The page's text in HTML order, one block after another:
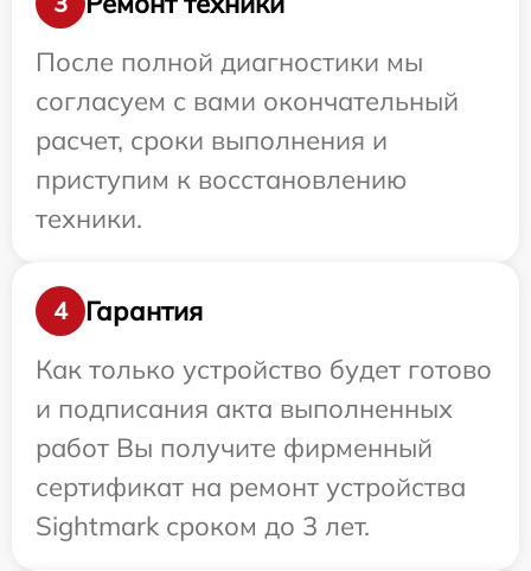
После полной диагностики мы
согласуем с вами окончательный
расчет, сроки выполнения и
приступим к восстановлению
техники.
4
Гарантия
Как только устройство будет готово
и подписания акта выполненных
работ Вы получите фирменный
сертификат на ремонт устройства
Sightmark сроком до 3 лет.